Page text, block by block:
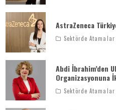
AstraZeneca
Sektörde Atamalar
Abdi İbrahim’den
Organizasyonuna
Sektörde Atamalar